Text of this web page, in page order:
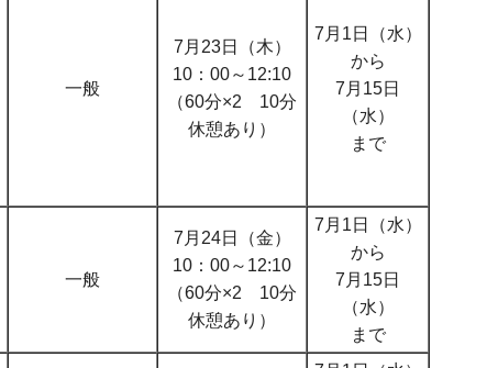
一般
7月23日（木）
10：00～12:10
（60分×2 10分
休憩あり）
7月1日（水）
から
7月15日
（水）
まで
一般
7月24日（金）
10：00～12:10
（60分×2 10分
休憩あり）
7月1日（水）
から
7月15日
（水）
まで